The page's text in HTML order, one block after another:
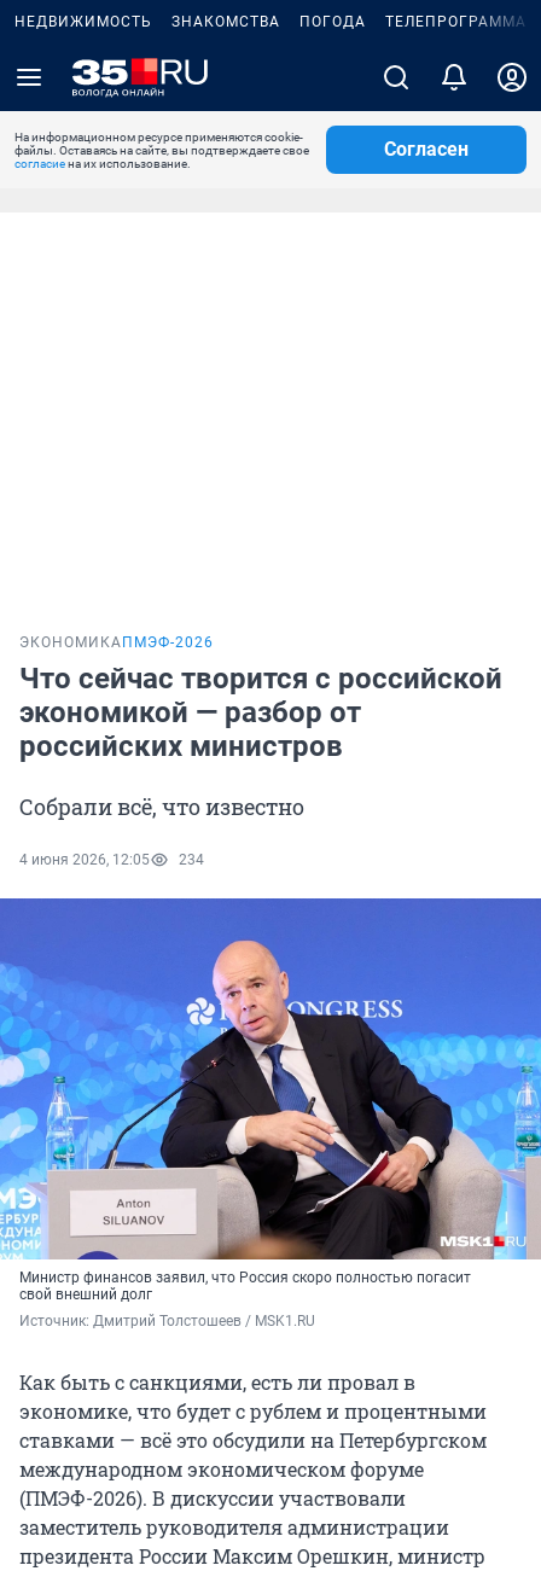
НЕДВИЖИМОСТЬ ЗНАКОМСТВА ПОГОДА ТЕЛЕПРОГРАММА
На информационном ресурсе применяются cookie-
файлы. Оставаясь на сайте, вы подтверждаете свое
согласиена их использование.
Согласен
ЭКОНОМИКА ПМЭФ-2026
Что сейчас творится с российской
экономикой — разбор от
российских министров
Собрали всё, что известно
4 июня 2026, 12:05 234
Министр финансов заявил, что Россия скоро полностью погасит
свой внешний долг
Источник: Дмитрий Толстошеев / MSK1.RU
Как быть с санкциями, есть ли провал в
экономике, что будет с рублем и процентными
ставками — всё это обсудили на Петербургском
международном экономическом форуме
(ПМЭФ-2026). В дискуссии участвовали
заместитель руководителя администрации
президента России Максим Орешкин, министр